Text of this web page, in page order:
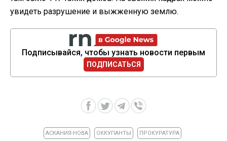
увидеть разрушение и выжженную землю.
Подписывайся, чтобы узнать новости первым
ПОДПИСАТЬСЯ
АСКАНИЯ-НОВА ОККУПАНТЫ ПРОКУРАТУРА